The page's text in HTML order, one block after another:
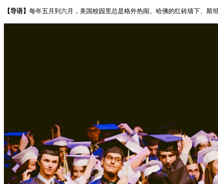
【导语】 每年五月到六月，美国校园里总是格外热闹。哈佛的红砖墙下、